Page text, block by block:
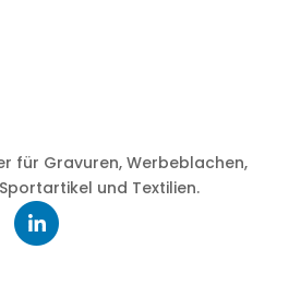
für Gravuren, Werbeblachen,
und Textilien.